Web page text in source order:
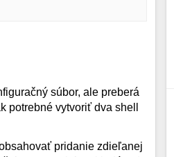
súbor, ale preberá
potrebné vytvoriť dva shell
pridanie zdieľanej